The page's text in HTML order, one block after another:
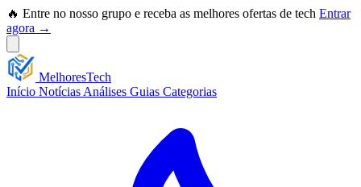
🔥 Entre no nosso grupo e receba as melhores ofertas de tech Entrar
agora →
MelhoresTech
Início Notícias Análises Guias Categorias